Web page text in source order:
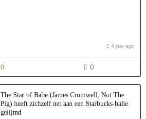
4 jaar ago
0 0
The Star of Babe (James Cromwell, Not The
Pig) heeft zichzelf net aan een Starbucks-balie
gelijmd